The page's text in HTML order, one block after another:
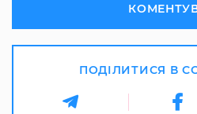
ПОДІЛИТИСЯ В